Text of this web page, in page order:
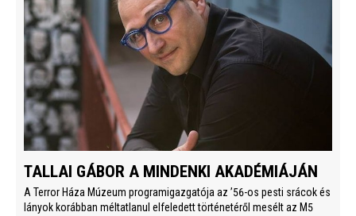
TALLAI GÁBOR A MINDENKI AKADÉMIÁJÁN
A Terror Háza Múzeum programigazgatója az ’56-os pesti srácok és
lányok korábban méltatlanul elfeledett történetéről mesélt az M5